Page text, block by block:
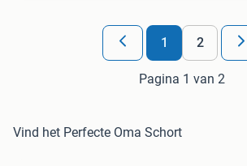
1 2
Pagina 1 van 2
Vind het Perfecte Oma Schort